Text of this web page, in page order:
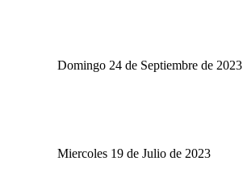
Domingo 24 de Septiembre de 2023
Miercoles 19 de Julio de 2023